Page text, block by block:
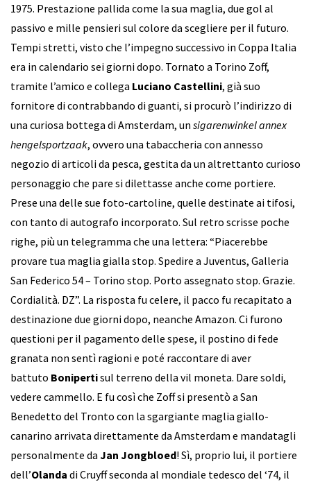
1975. Prestazione pallida come la sua maglia, due gol al
passivo e mille pensieri sul colore da scegliere per il futuro.
Tempi stretti, visto che l’impegno successivo in Coppa Italia
era in calendario sei giorni dopo. Tornato a Torino Zoff,
tramite l’amico e collega Luciano Castellini, già suo
fornitore di contrabbando di guanti, si procurò l’indirizzo di
una curiosa bottega di Amsterdam, un sigarenwinkel annex
hengelsportzaak, ovvero una tabaccheria con annesso
negozio di articoli da pesca, gestita da un altrettanto curioso
personaggio che pare si dilettasse anche come portiere.
Prese una delle sue foto-cartoline, quelle destinate ai tifosi,
con tanto di autografo incorporato. Sul retro scrisse poche
righe, più un telegramma che una lettera: “Piacerebbe
provare tua maglia gialla stop. Spedire a Juventus, Galleria
San Federico 54 – Torino stop. Porto assegnato stop. Grazie.
Cordialità. DZ”. La risposta fu celere, il pacco fu recapitato a
destinazione due giorni dopo, neanche Amazon. Ci furono
questioni per il pagamento delle spese, il postino di fede
granata non sentì ragioni e poté raccontare di aver
battuto Bonipertisul terreno della vil moneta. Dare soldi,
vedere cammello. E fu così che Zoff si presentò a San
Benedetto del Tronto con la sgargiante maglia giallo-
canarino arrivata direttamente da Amsterdam e mandatagli
personalmente da Jan Jongbloed! Sì, proprio lui, il portiere
dell’Olanda di Cruyff seconda al mondiale tedesco del ‘74, il